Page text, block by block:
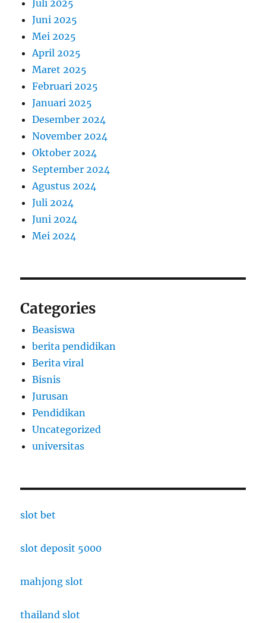
Juli 2025
Juni 2025
Mei 2025
April 2025
Maret 2025
Februari 2025
Januari 2025
Desember 2024
November 2024
Oktober 2024
September 2024
Agustus 2024
Juli 2024
Juni 2024
Mei 2024
Categories
Beasiswa
berita pendidikan
Berita viral
Bisnis
Jurusan
Pendidikan
Uncategorized
universitas
slot bet
slot deposit 5000
mahjong slot
thailand slot